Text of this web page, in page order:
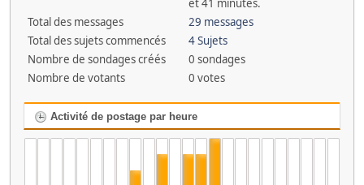
Total des messages
29 messages
Total des sujets commencés
4 Sujets
Nombre de sondages créés
0 sondages
Nombre de votants
0 votes
Activité de postage par heure